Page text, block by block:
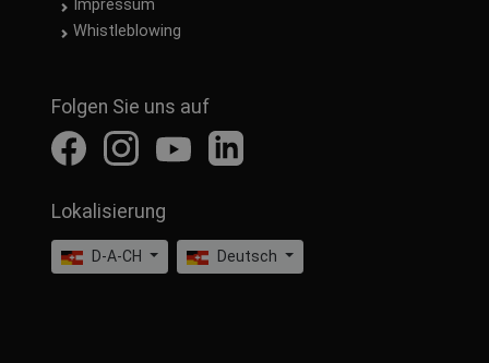
Impressum
Whistleblowing
Folgen Sie uns auf
Lokalisierung
D-A-CH Deutsch